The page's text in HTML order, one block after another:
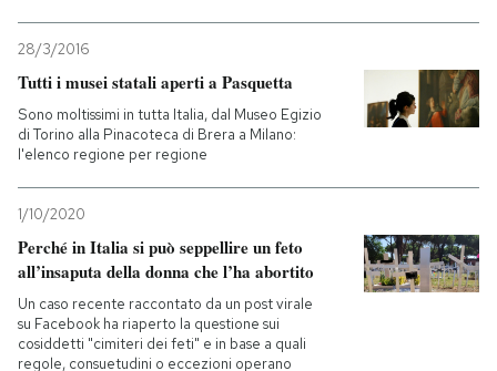
28/3/2016
Tutti i musei statali aperti a Pasquetta
Sono moltissimi in tutta Italia, dal Museo Egizio
di Torino alla Pinacoteca di Brera a Milano:
l'elenco regione per regione
1/10/2020
Perché in Italia si può seppellire un feto
all’insaputa della donna che l’ha abortito
Un caso recente raccontato da un post virale
su Facebook ha riaperto la questione sui
cosiddetti "cimiteri dei feti" e in base a quali
regole, consuetudini o eccezioni operano